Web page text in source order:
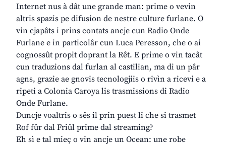
Internet nus à dât une grande man: prime o vevin
altris spazis pe difusion de nestre culture furlane. O
vin cjapâts i prins contats ancje cun Radio Onde
Furlane e in particolâr cun Luca Peresson, che o ai
cognossût propit doprant la Rêt. E prime o vin tacât
cun traduzions dal furlan al castilian, ma di un pâr
agns, grazie ae gnovis tecnologjiis o rivìn a ricevi e a
ripeti a Colonia Caroya lis trasmissions di Radio
Onde Furlane.
Duncje voaltris o sês il prin puest li che si trasmet
Rof fûr dal Friûl prime dal streaming?
Eh sì e tal mieç o vin ancje un Ocean: une robe